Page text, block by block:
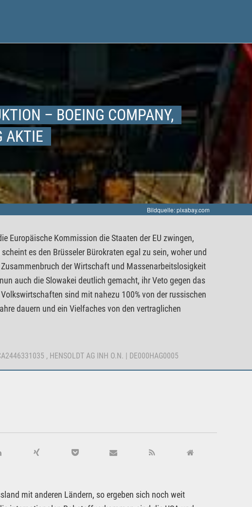
– BOEING COMPANY,
AKTIE
Bildquelle: pixabay.com
Europäische Kommission die Staaten der EU zwingen,
es den Brüsseler Bürokraten egal zu sein, woher und
der Wirtschaft und Massenarbeitslosigkeit
auch die Slowakei deutlich gemacht, ihr Veto gegen das
sind mit nahezu 100% von der russischen
dauern und ein Vielfaches von den vertraglichen
, HENSOLDT AG INH O.N. | DE000HAG0005
mit anderen Ländern, so ergeben sich noch weit